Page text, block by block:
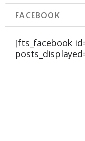
FACEBOOK
[fts_facebook